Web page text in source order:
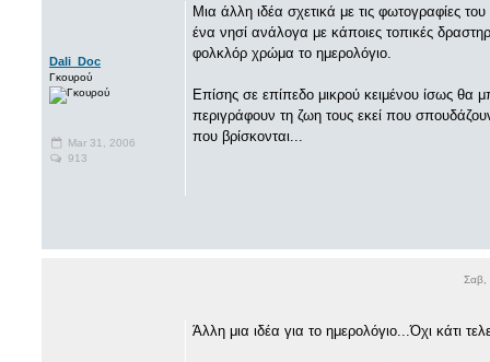
Dali_Doc
Γκουρού
Mar 31, 2006
913
Μια άλλη ιδέα σχετικά με τις φωτογραφίες
ένα νησί ανάλογα με κάποιες τοπικές
φολκλόρ χρώμα το ημερολόγιο.
Επίσης σε επίπεδο μικρού κειμένου ίσως
περιγράφουν τη ζωη τους εκεί που
που βρίσκονται...
Σαβ,
Άλλη μια ιδέα για το ημερολόγιο...Όχι κάτι